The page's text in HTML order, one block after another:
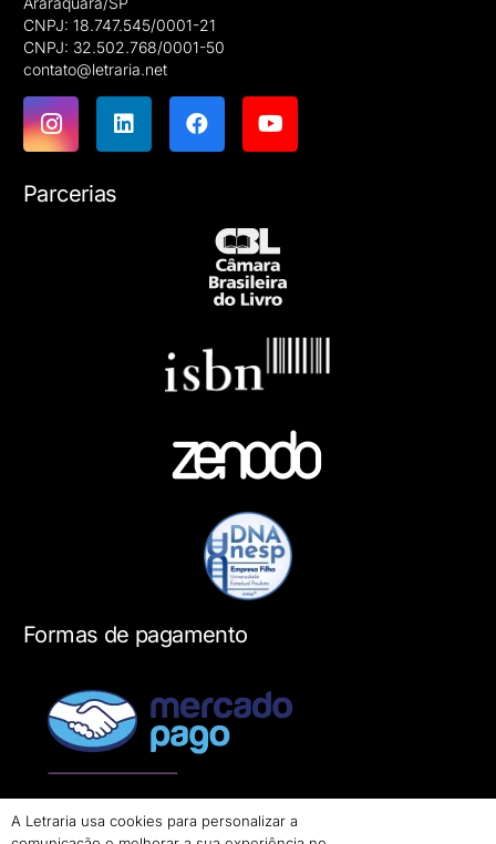
CNPJ: 18.747.545/0001-21
CNPJ: 32.502.768/0001-50
contato@letraria.net
Parcerias
Formas de pagamento
A Letraria usa cookies para personalizar a